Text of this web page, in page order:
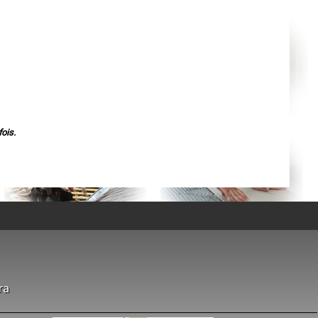
Tarbes
Perpignan